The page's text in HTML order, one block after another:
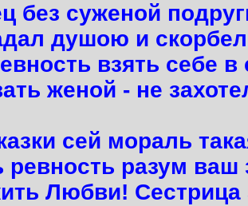
без суженой
душою и
взять себе в
женой - не
сей мораль
ревность разум ваш
Любви! Сестрица